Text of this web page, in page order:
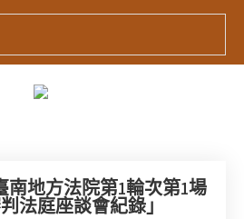
南地方法院第1輪次第1場
法庭座談會紀錄」